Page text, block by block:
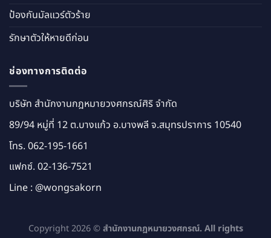
ป้องกันมัลแวร์ตัวร้าย
รักษาตัวให้หายดีก่อน
ช่องทางการติดต่อ
บริษัท สำนักงานกฎหมายวงศกรณ์ศิริ จำกัด
89/94 หมู่ที่ 12 ต.บางแก้ว อ.บางพลี จ.สมุทรปราการ 10540
โทร. 062-195-1661
แฟกซ์. 02-136-7521
Line : @wongsakorn
Copyright 2026 ©สำนักงานกฎหมายวงศกรณ์. All rights